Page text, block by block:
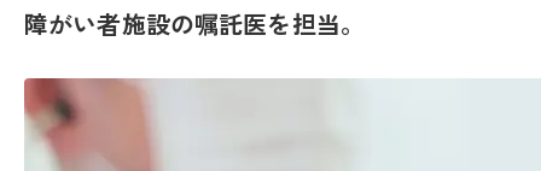
障がい者施設の嘱託医を担当。